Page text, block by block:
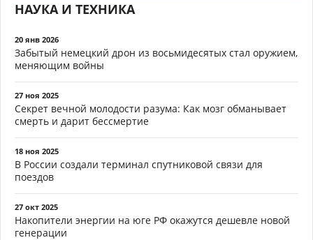
НАУКА И ТЕХНИКА
20 янв 2026
Забытый немецкий дрон из восьмидесятых стал оружием,
меняющим войны
27 ноя 2025
Секрет вечной молодости разума: Как мозг обманывает
смерть и дарит бессмертие
18 ноя 2025
В России создали терминал спутниковой связи для
поездов
27 окт 2025
Накопители энергии на юге РФ окажутся дешевле новой
генерации